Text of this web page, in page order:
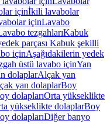
içinİkili lavabolar
içinLavabo
tezgahlarıKabuk
parçası Kabuk şekilli
içinAşağıdakilerin yedek
üstü lavabo içinYan
dolaplarAlçak yan
yan dolaplarBoy
dolaplarıOrta yükseklikte
yükseklikte dolaplarBoy
dolaplarıDiğer banyo